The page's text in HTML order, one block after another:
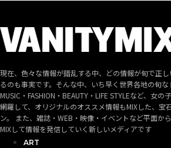
現在、色々な情報が錯乱する中、どの情報が旬で正
るのも事実です。そんな中、いち早く世界各地の旬な
MUSIC・FASHION・BEAUTY・LIFE STYLEなど、女
網羅して、オリジナルのオススメ情報もMIXした、宝
ン。 また、雑誌・WEB・映像・イベントなど平面か
MIXして情報を発信していく新しいメディアです
ART